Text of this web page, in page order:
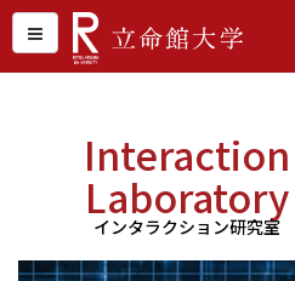
Interaction
Laboratory
インタラクション研究室